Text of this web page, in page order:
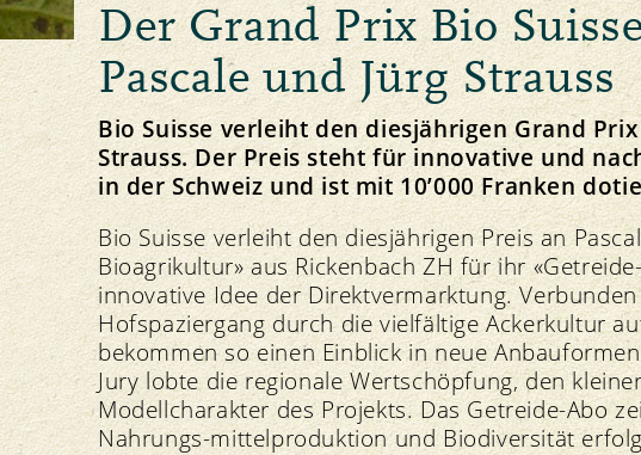
Principio della Gemma
Il nostro marchio
Protezione delle risorse
Suolo
Piante
Acqua
Clima
Allevamento degli animali e foraggiamento
Importazione
Politica
Linee direttive e visione
Strategia
Media
Comunicati stampa
Download di foto
Download del logo
Ricette Gemma
Der Grand Prix Bio
Pascale und Jürg Strauss
Bio Suisse verleiht den diesjährigen Grand
Strauss. Der Preis steht für innovative und
in der Schweiz und ist mit 10’000 Franken
Bio Suisse verleiht den diesjährigen Preis an
Bioagrikultur» aus Rickenbach ZH für ihr
innovative Idee der Direktvermarktung.
Hofspaziergang durch die vielfältige Ackerkultur
bekommen so einen Einblick in neue
Jury lobte die regionale Wertschöpfung, den
Modellcharakter des Projekts. Das Getreide-Abo
Nahrungs-mittelproduktion und Biodiversität